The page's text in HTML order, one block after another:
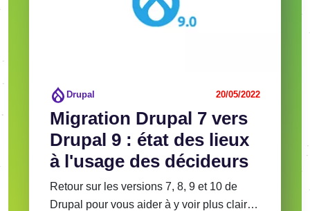
Migration Drupal 7 vers
Drupal 9 : état des lieux
à l'usage des décideurs
Drupal 20/05/2022
Retour sur les versions 7, 8, 9 et 10 de
Drupal pour vous aider à y voir plus clair…